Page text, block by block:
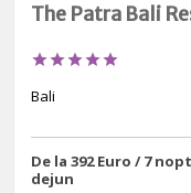
The Patra Bali

Bali
De la 392 Euro / 7
dejun